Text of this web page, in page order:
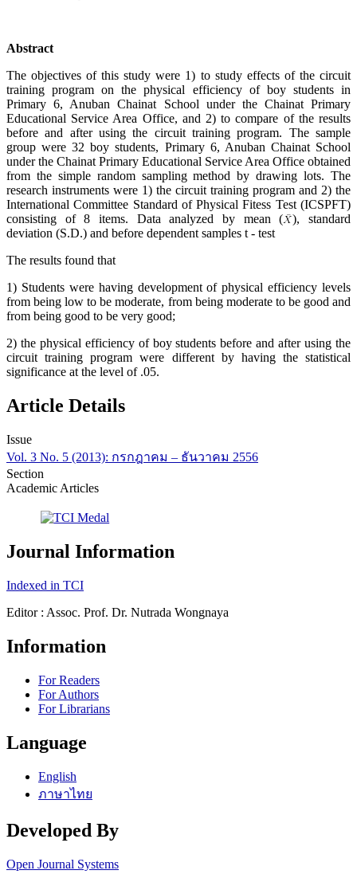
Abstract
The objectives of this study were 1) to study effects of the circuit
training program on the physical efficiency of boy students in
Primary 6, Anuban Chainat School under the Chainat Primary
Educational Service Area Office, and 2) to compare of the results
before and after using the circuit training program. The sample
group were 32 boy students, Primary 6, Anuban Chainat School
under the Chainat Primary Educational Service Area Office obtained
from the simple random sampling method by drawing lots. The
research instruments were 1) the circuit training program and 2) the
International Committee Standard of Physical Fitess Test (ICSPFT)
consisting of 8 items. Data analyzed by mean (
), standard
deviation (S.D.) and before dependent samples t - test
The results found that
1) Students were having development of physical efficiency levels
from being low to be moderate, from being moderate to be good and
from being good to be very good;
2) the physical efficiency of boy students before and after using the
circuit training program were different by having the statistical
significance at the level of .05.
Article Details
Issue
Vol. 3 No. 5 (2013): กรกฎาคม – ธันวาคม 2556
Section
Academic Articles
Journal Information
Indexed in TCI
Editor : Assoc. Prof. Dr. Nutrada Wongnaya
Information
For Readers
For Authors
For Librarians
Language
English
ภาษาไทย
Developed By
Open Journal Systems